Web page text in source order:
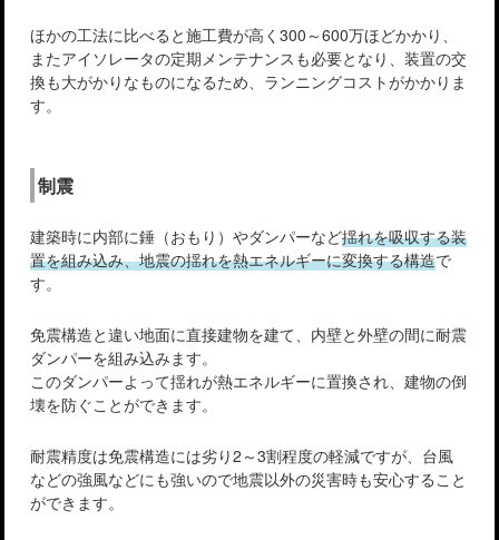
ほかの工法に比べると施工費が高く300～600万ほどかかり、
またアイソレータの定期メンテナンスも必要となり、装置の交
換も大がかりなものになるため、ランニングコストがかかりま
す。
制震
建築時に内部に錘（おもり）やダンパーなど揺れを吸収する装
置を組み込み、地震の揺れを熱エネルギーに変換する構造で
す。
免震構造と違い地面に直接建物を建て、内壁と外壁の間に耐震
ダンパーを組み込みます。
このダンパーよって揺れが熱エネルギーに置換され、建物の倒
壊を防ぐことができます。
耐震精度は免震構造には劣り2～3割程度の軽減ですが、台風
などの強風などにも強いので地震以外の災害時も安心すること
ができます。